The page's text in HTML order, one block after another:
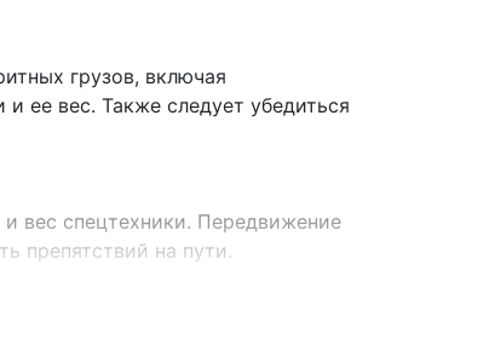
грузов, включая
ее вес. Также следует убедиться
вес спецтехники. Передвижение
препятствий на пути.